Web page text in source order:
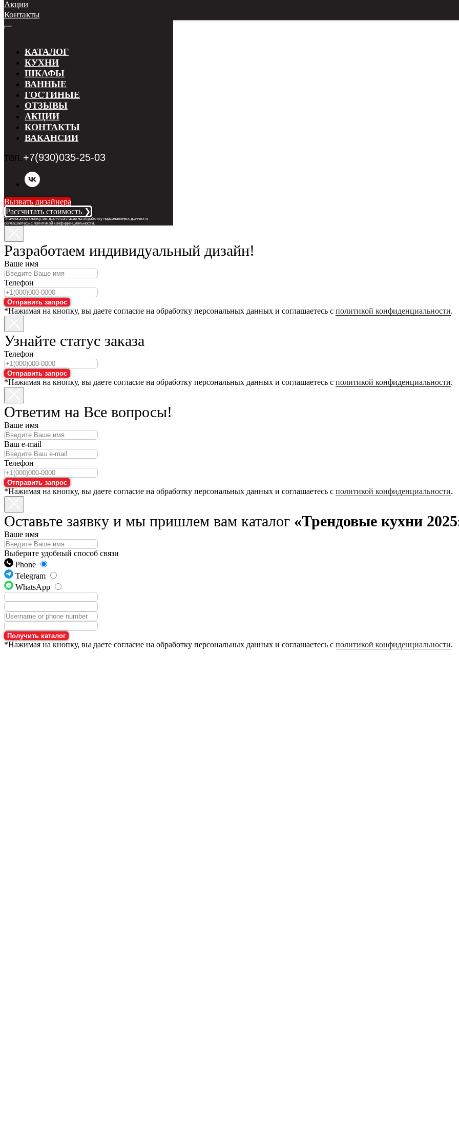
Акции
Контакты
КАТАЛОГ
КУХНИ
ШКАФЫ
ВАННЫЕ
ГОСТИНЫЕ
ОТЗЫВЫ
АКЦИИ
КОНТАКТЫ
ВАКАНСИИ
тел.+7(930)035-25-03
Вызвать дизайнера
Рассчитать стоимость ❯
*Нажимая на кнопку, вы даете согласие на обработку персональных данных и
соглашаетесь с политикой конфиденциальности.
Разработаем индивидуальный дизайн!
Ваше имя
Телефон
Отправить запрос
*Нажимая на кнопку, вы даете согласие на обработку персональных данных и соглашаетесь с политикой конфиденциальности.
Узнайте статус заказа
Телефон
Отправить запрос
*Нажимая на кнопку, вы даете согласие на обработку персональных данных и соглашаетесь с политикой конфиденциальности.
Ответим на Все вопросы!
Ваше имя
Ваш e-mail
Телефон
Отправить запрос
*Нажимая на кнопку, вы даете согласие на обработку персональных данных и соглашаетесь с политикой конфиденциальности.
Оставьте заявку и мы пришлем вам каталог «Трендовые кухни
Ваше имя
Выберите удобный способ связи
Phone
Telegram
WhatsApp
Получить каталог
*Нажимая на кнопку, вы даете согласие на обработку персональных данных и соглашаетесь с политикой конфиденциальности.